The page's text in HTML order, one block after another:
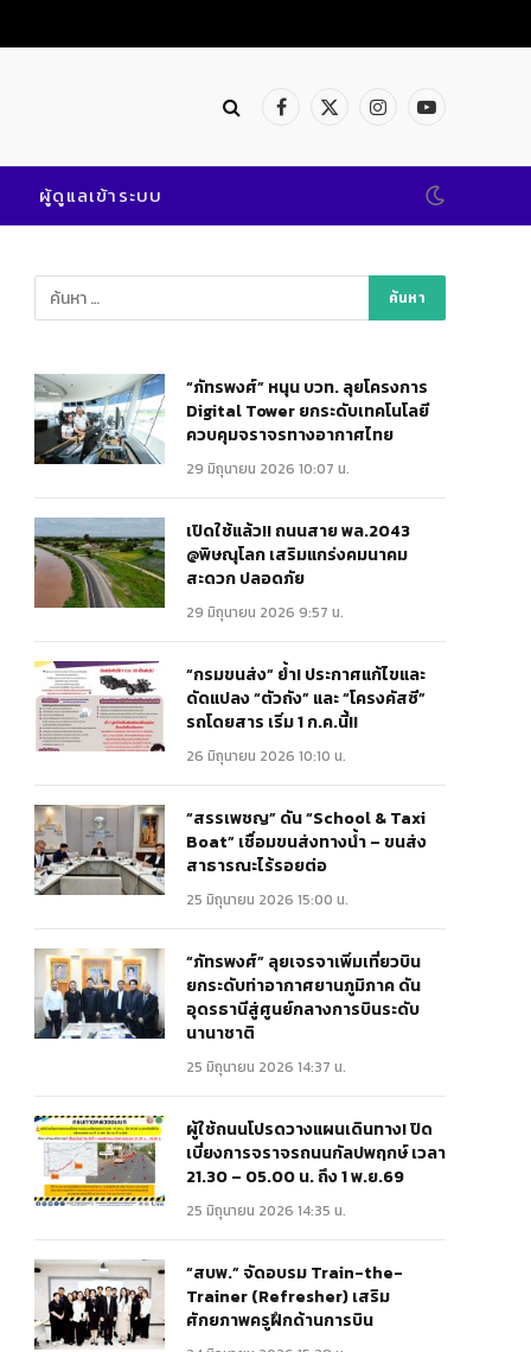
Facebook
X
InstagramYouTube
ผู้ดูแลเข้าระบบ
“ภัทรพงศ์” หนุน บวท. ลุยโครงการ
Digital Tower ยกระดับเทคโนโลยี
ควบคุมจราจรทางอากาศไทย
29 มิถุนายน 2026 10:07 น.
เปิดใช้แล้ว!! ถนนสาย พล.2043
@พิษณุโลก เสริมแกร่งคมนาคม
สะดวก ปลอดภัย
29 มิถุนายน 2026 9:57 น.
“กรมขนส่ง” ย้ำ! ประกาศแก้ไขและ
ดัดแปลง “ตัวถัง” และ “โครงคัสซี”
รถโดยสาร เริ่ม 1 ก.ค.นี้!!
26 มิถุนายน 2026 10:10 น.
“สรรเพชญ” ดัน “School & Taxi
Boat” เชื่อมขนส่งทางน้ำ – ขนส่ง
สาธารณะไร้รอยต่อ
25 มิถุนายน 2026 15:00 น.
“ภัทรพงศ์” ลุยเจรจาเพิ่มเที่ยวบิน
ยกระดับท่าอากาศยานภูมิภาค ดัน
อุดรธานีสู่ศูนย์กลางการบินระดับ
นานาชาติ
25 มิถุนายน 2026 14:37 น.
ผู้ใช้ถนนโปรดวางแผนเดินทาง! ปิด
เบี่ยงการจราจรถนนกัลปพฤกษ์ เวลา
21.30 – 05.00 น. ถึง 1 พ.ย.69
25 มิถุนายน 2026 14:35 น.
“สบพ.” จัดอบรม Train-the-
Trainer (Refresher) เสริม
ศักยภาพครูฝึกด้านการบิน